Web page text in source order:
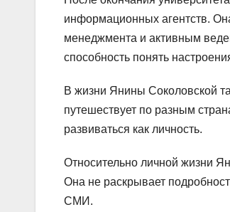
информационных агентств.
менеджмента и активным
способность понять
В жизни Янины Соколовской
путешествует по разным
развиваться как личность.
Относительно личной жизни
Она не раскрывает
СМИ.